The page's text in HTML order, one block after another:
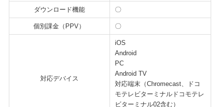
ダウンロード機能 〇
個別課金（PPV） 〇
対応デバイス
iOS
Android
PC
Android TV
対応端末（Chromecast、ドコ
モテレビターミナルドコモテレ
ビターミナル02含む）